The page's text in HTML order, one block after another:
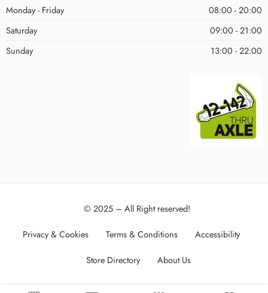
Monday - Friday
08:00 - 20:00
Saturday
09:00 - 21:00
Sunday
13:00 - 22:00
© 2025 – All Right reserved!
Privacy & Cookies Terms & Conditions Accessibility
Store Directory About Us